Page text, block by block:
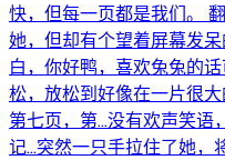
快，但每一页都是我们。
她，但却有个望着屏幕发
白，你好鸭，喜欢兔兔的
松，放松到好像在一片很
第七页，第...没有欢声笑
记...突然一只手拉住了她